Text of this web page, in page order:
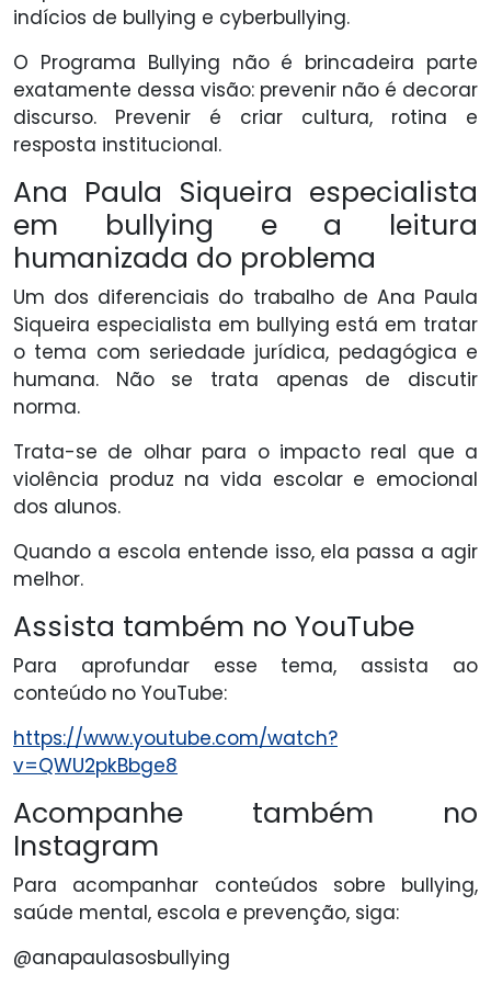
indícios de bullying e cyberbullying.
O Programa Bullying não é brincadeira parte
exatamente dessa visão: prevenir não é decorar
discurso. Prevenir é criar cultura, rotina e
resposta institucional.
Ana Paula Siqueira especialista
em bullying e a leitura
humanizada do problema
Um dos diferenciais do trabalho de Ana Paula
Siqueira especialista em bullying está em tratar
o tema com seriedade jurídica, pedagógica e
humana. Não se trata apenas de discutir
norma.
Trata-se de olhar para o impacto real que a
violência produz na vida escolar e emocional
dos alunos.
Quando a escola entende isso, ela passa a agir
melhor.
Assista também no YouTube
Para aprofundar esse tema, assista ao
conteúdo no YouTube:
https://www.youtube.com/watch?
v=QWU2pkBbge8
Acompanhe também no
Instagram
Para acompanhar conteúdos sobre bullying,
saúde mental, escola e prevenção, siga:
@anapaulasosbullying